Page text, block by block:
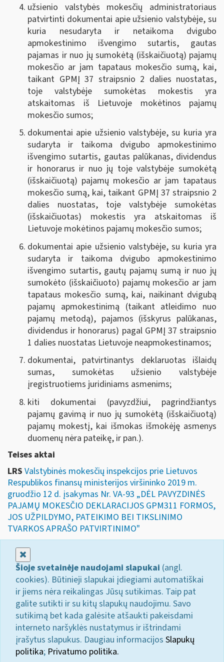
užsienio valstybės mokesčių administratoriaus
patvirtinti dokumentai apie užsienio valstybėje, su
kuria nesudaryta ir netaikoma dvigubo
apmokestinimo išvengimo sutartis, gautas
pajamas ir nuo jų sumokėtą (išskaičiuotą) pajamų
mokesčio ar jam tapataus mokesčio sumą, kai,
taikant GPMĮ 37 straipsnio 2 dalies nuostatas,
toje valstybėje sumokėtas mokestis yra
atskaitomas iš Lietuvoje mokėtinos pajamų
mokesčio sumos;
dokumentai apie užsienio valstybėje, su kuria yra
sudaryta ir taikoma dvigubo apmokestinimo
išvengimo sutartis, gautas palūkanas, dividendus
ir honorarus ir nuo jų toje valstybėje sumokėtą
(išskaičiuotą) pajamų mokesčio ar jam tapataus
mokesčio sumą, kai, taikant GPMĮ 37 straipsnio 2
dalies nuostatas, toje valstybėje sumokėtas
(išskaičiuotas) mokestis yra atskaitomas iš
Lietuvoje mokėtinos pajamų mokesčio sumos;
dokumentai apie užsienio valstybėje, su kuria yra
sudaryta ir taikoma dvigubo apmokestinimo
išvengimo sutartis, gautų pajamų sumą ir nuo jų
sumokėto (išskaičiuoto) pajamų mokesčio ar jam
tapataus mokesčio sumą, kai, naikinant dvigubą
pajamų apmokestinimą (taikant atleidimo nuo
pajamų metodą), pajamos (išskyrus palūkanas,
dividendus ir honorarus) pagal GPMĮ 37 straipsnio
1 dalies nuostatas Lietuvoje neapmokestinamos;
dokumentai, patvirtinantys deklaruotas išlaidų
sumas, sumokėtas užsienio valstybėje
įregistruotiems juridiniams asmenims;
kiti dokumentai (pavyzdžiui, pagrindžiantys
pajamų gavimą ir nuo jų sumokėtą (išskaičiuotą)
pajamų mokestį, kai išmokas išmokėję asmenys
duomenų nėra pateikę, ir pan.).
Teises aktai
LRS Valstybinės mokesčių inspekcijos prie Lietuvos
Respublikos finansų ministerijos viršininko 2019 m.
gruodžio 12 d. įsakymas Nr. VA-93 „DĖL PAVYZDINĖS
PAJAMŲ MOKESČIO DEKLARACIJOS GPM311 FORMOS,
JOS UŽPILDYMO, PATEIKIMO BEI TIKSLINIMO
TVARKOS APRAŠO PATVIRTINIMO"
Šioje svetainėje naudojami slapukai (angl.
cookies). Būtinieji slapukai įdiegiami automatiškai
ir jiems nėra reikalingas Jūsų sutikimas. Taip pat
galite sutikti ir su kitų slapukų naudojimu. Savo
sutikimą bet kada galėsite atšaukti pakeisdami
interneto naršyklės nustatymus ir ištrindami
įrašytus slapukus. Daugiau informacijos Slapukų
politika; Privatumo politika.